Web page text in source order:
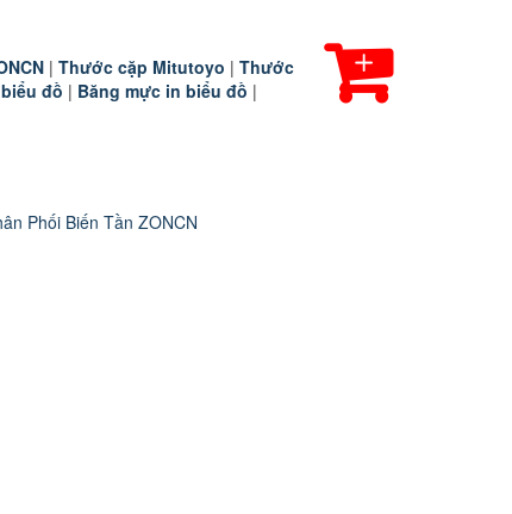
| Thước cặp Mitutoyo | Thước
đồ | Băng mực in biểu đồ |
Phối Biến Tần ZONCN